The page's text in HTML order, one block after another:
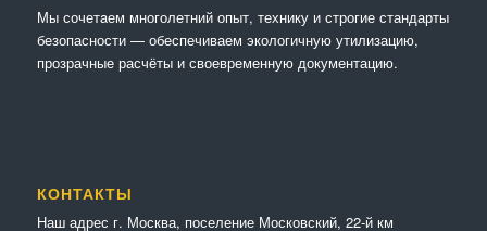
Мы сочетaем многолетний опыт, технику и строгие стандарты
безопасности — обеспечиваем экологичную утилизацию,
прозрачные расчёты и своевременную документацию.
КОНТАКТЫ
Наш адрес г. Москва, поселение Московский, 22-й км